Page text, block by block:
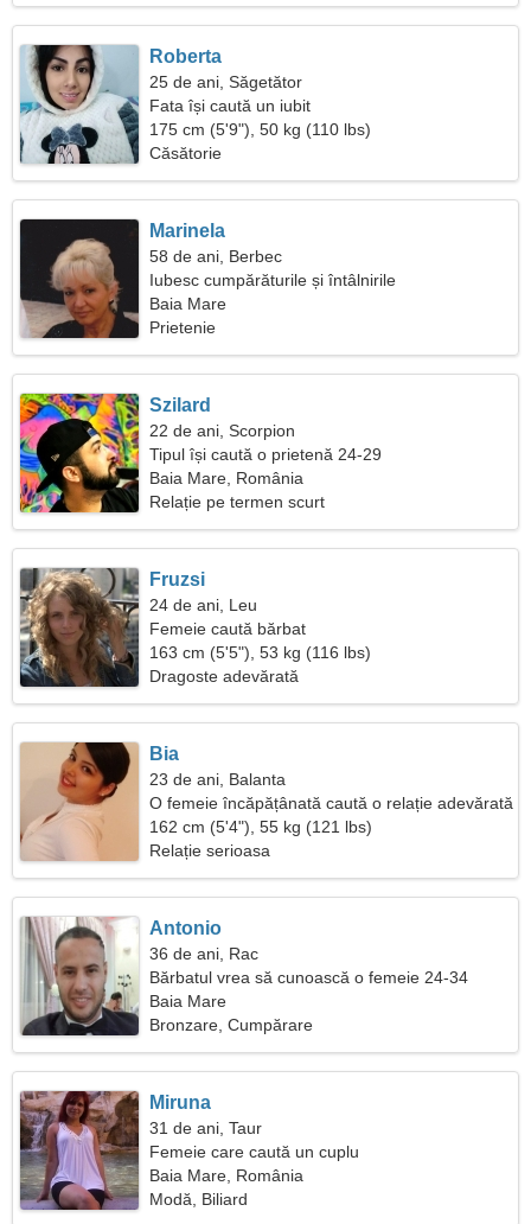
Roberta
25 de ani, Săgetător
Fata își caută un iubit
175 cm (5'9"), 50 kg (110 lbs)
Căsătorie
Marinela
58 de ani, Berbec
Iubesc cumpărăturile și întâlnirile
Baia Mare
Prietenie
Szilard
22 de ani, Scorpion
Tipul își caută o prietenă 24-29
Baia Mare, România
Relație pe termen scurt
Fruzsi
24 de ani, Leu
Femeie caută bărbat
163 cm (5'5"), 53 kg (116 lbs)
Dragoste adevărată
Bia
23 de ani, Balanta
O femeie încăpățânată caută o relație adevărată
162 cm (5'4"), 55 kg (121 lbs)
Relație serioasa
Antonio
36 de ani, Rac
Bărbatul vrea să cunoască o femeie 24-34
Baia Mare
Bronzare, Cumpărare
Miruna
31 de ani, Taur
Femeie care caută un cuplu
Baia Mare, România
Modă, Biliard